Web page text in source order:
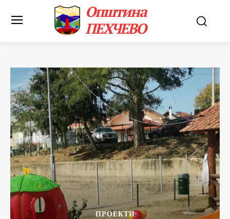
Општина
ПЕХЧЕВО
ПРОЕКТИ